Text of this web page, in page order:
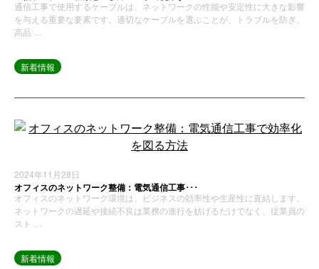
通信工事で使用するケーブルは、ネットワークの性能や安定性に大きな影響
を与える重要な要素です。適切なケーブルを選ぶことが、トラブルを防ぎ、
高品 …
新着情報
2024年11月28日
オフィスのネットワーク整備：電気通信工事･･･
オフィスのネットワーク環境は、ビジネスの効率性や生産性に直結します。
ネットワークの遅延や接続不良は業務の進行を妨げるだけでなく、従業員の
スト …
新着情報